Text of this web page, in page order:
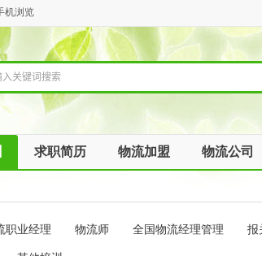
机浏览
求职简历 物流加盟 物流公司
职业经理 物流师 全国物流经理管理 报